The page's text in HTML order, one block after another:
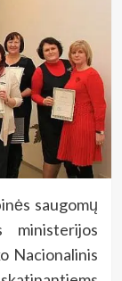
saugomų
Nacionalinis